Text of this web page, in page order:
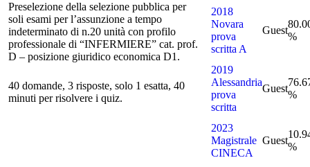
Preselezione della selezione pubblica per
soli esami per l’assunzione a tempo
indeterminato di n.20 unità con profilo
professionale di “INFERMIERE” cat. prof.
D – posizione giuridico economica D1.
40 domande, 3 risposte, solo 1 esatta, 40
minuti per risolvere i quiz.
2018
Novara
prova
scritta A
Guest
%
2019
Alessandria
prova
scritta
Guest
%
2023
Magistrale
CINECA
Guest
%